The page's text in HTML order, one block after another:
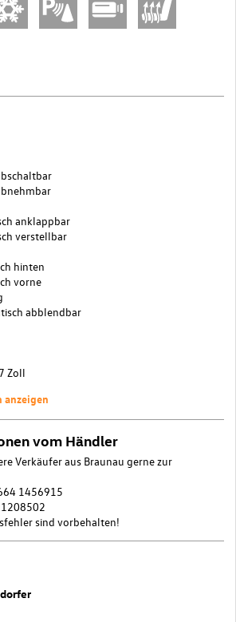
anklappbar
verstellbar
hinten
vorne
abblendbar
Zoll
anzeigen
vom Händler
Verkäufer aus Braunau gerne zur
1456915
1208502
sind vorbehalten!